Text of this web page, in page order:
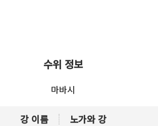
수위 정보
마바시
강 이름 노가와 강